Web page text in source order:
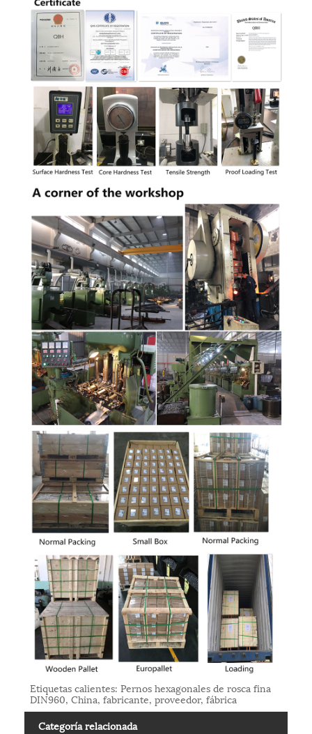
Etiquetas calientes: Pernos hexagonales de rosca fina
DIN960, China, fabricante, proveedor, fábrica
Categoría relacionada